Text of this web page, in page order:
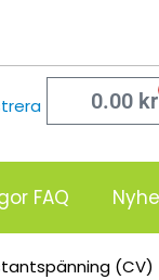
0.00 kr
FAQ
(CV)